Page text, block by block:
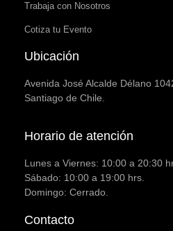
Trabaja con Nosotros
Cotiza tu Evento
Ubicación
Avenida José Alcalde Délano
Santiago de Chile.
Horario de atención
Lunes a Viernes: 10:00 a 20:30
Sábado: 10:00 a 19:00 hrs.
Domingo: Cerrado.
Contacto